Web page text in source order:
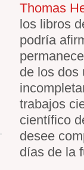
Thomas
los libros
podría
de los dos
trabajos
científico
desee
días de la